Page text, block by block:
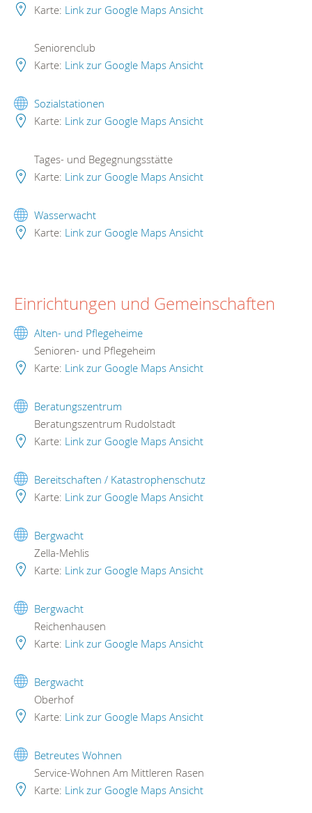
Karte: Link zur Google Maps Ansicht
Seniorenclub
Karte: Link zur Google Maps Ansicht
Sozialstationen
Karte: Link zur Google Maps Ansicht
Tages- und Begegnungsstätte
Karte: Link zur Google Maps Ansicht
Wasserwacht
Karte: Link zur Google Maps Ansicht
Einrichtungen und Gemeinschaften
Alten- und Pflegeheime
Senioren- und Pflegeheim
Karte: Link zur Google Maps Ansicht
Beratungszentrum
Beratungszentrum Rudolstadt
Karte: Link zur Google Maps Ansicht
Bereitschaften / Katastrophenschutz
Karte: Link zur Google Maps Ansicht
Bergwacht
Zella-Mehlis
Karte: Link zur Google Maps Ansicht
Bergwacht
Reichenhausen
Karte: Link zur Google Maps Ansicht
Bergwacht
Oberhof
Karte: Link zur Google Maps Ansicht
Betreutes Wohnen
Service-Wohnen Am Mittleren Rasen
Karte: Link zur Google Maps Ansicht